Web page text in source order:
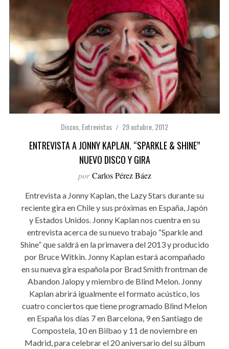
Discos Entrevistas 29 octubre, 2012
ENTREVISTA A JONNY KAPLAN. “SPARKLE & SHINE”
NUEVO DISCO Y GIRA
por Carlos Pérez Báez
Entrevista a Jonny Kaplan, the Lazy Stars durante su
reciente gira en Chile y sus próximas en España, Japón
y Estados Unidos. Jonny Kaplan nos cuentra en su
entrevista acerca de su nuevo trabajo “Sparkle and
Shine” que saldrá en la primavera del 2013 y producido
por Bruce Witkin. Jonny Kaplan estará acompañado
en su nueva gira española por Brad Smith frontman de
Abandon Jalopy y miembro de Blind Melon. Jonny
Kaplan abrirá igualmente el formato acústico, los
cuatro conciertos que tiene programado Blind Melon
en España los días 7 en Barcelona, 9 en Santiago de
Compostela, 10 en Bilbao y 11 de noviembre en
Madrid, para celebrar el 20 aniversario del su álbum